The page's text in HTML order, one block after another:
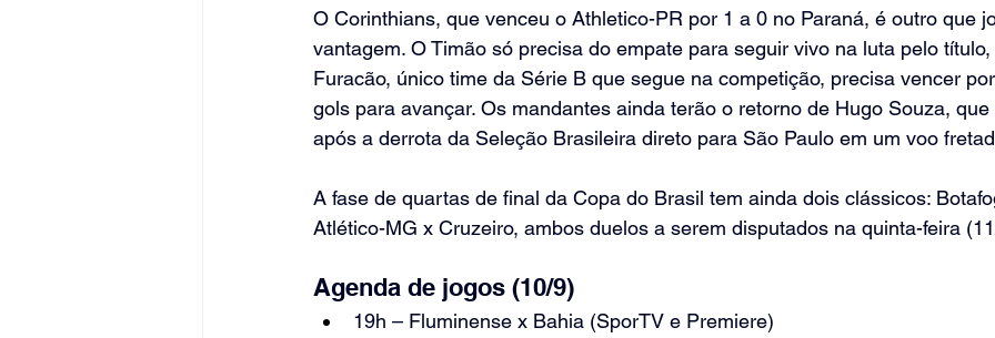
O Corinthians, que venceu o Athletico-PR por 1 a 0 no Paraná, é outro que
vantagem. O Timão só precisa do empate para seguir vivo na luta pelo
Furacão, único time da Série B que segue na competição, precisa vencer
gols para avançar. Os mandantes ainda terão o retorno de Hugo Souza,
após a derrota da Seleção Brasileira direto para São Paulo em um voo
A fase de quartas de final da Copa do Brasil tem ainda dois clássicos:
Atlético-MG x Cruzeiro, ambos duelos a serem disputados na quinta-feira
Agenda de jogos (10/9)
19h – Fluminense x Bahia (SporTV e Premiere)